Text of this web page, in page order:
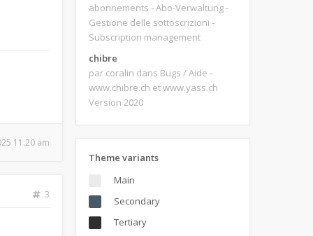
11:20 am
3
abonnements - Abo-Verwaltung -
Gestione delle sottoscrizioni -
Subscription management
chibre
par coralin dans Bugs / Aide -
www.chibre.ch et www.yass.ch
Version 2020
Theme variants
Main
Secondary
Tertiary